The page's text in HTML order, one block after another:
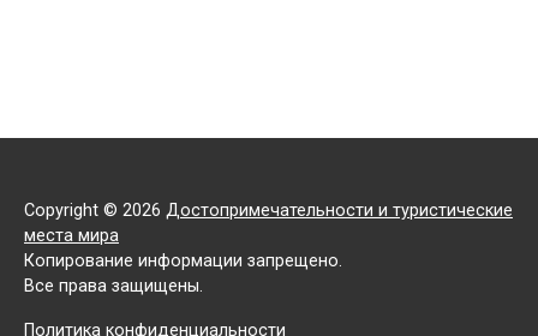
Copyright © 2026 Достопримечательности и туристические
места мира
Копирование информации запрещено.
Все права защищены.
Политика конфиденциальности